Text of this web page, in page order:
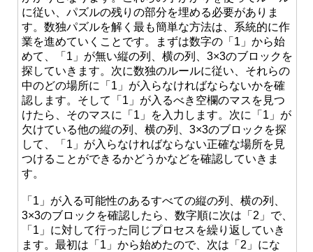
に従い、パズルの残りの部分を埋める必要がありま
す。数独パズルを解く最も簡単な方法は、系統的に作
業を進めていくことです。まずは数字の「1」から始
めて、「1」が無い縦の列、横の列、3×3のブロックを
探していきます。次に数独のルールに従い、それらの
中のどの場所に「1」が入らなければならないかを確
認します。そして「1」が入るべき空欄のマスを見つ
けたら、そのマスに「1」を入力します。次に「1」が
欠けている他の縦の列、横の列、3×3のブロックを探
して、「1」が入らなければならない正確な場所を見
つけることができるかどうかなどを確認していきま
す。
「1」が入る可能性のあるすべての縦の列、横の列、
3×3のブロックを確認したら、数字順に次は「2」で、
「1」に対して行った同じプロセスを繰り返していき
ます。最初は「1」から始めたので、次は「2」にな